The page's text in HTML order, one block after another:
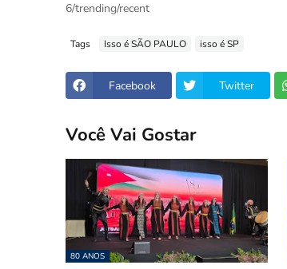
6/trending/recent
Tags Isso é SÃO PAULO isso é SP
Facebook Twitter
Você Vai Gostar
80 ANOS